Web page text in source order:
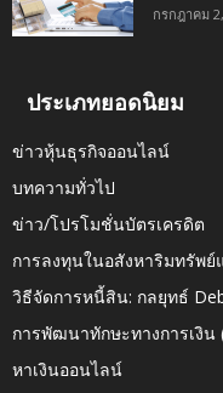
กรกฎาคม
ประเภทยอดนิยม
ข่าวหุ้นธุรกิจออนไลน์
บทความทั่วไป
ข่าว/โปรโมชั่นบัตรเครดิต
การลงทุนในอสังหาริมทรัพย์
วิธีจัดการหนี้สิน: กลยุทธ์
การพัฒนาทักษะทางการเงิน
หาเงินออนไลน์